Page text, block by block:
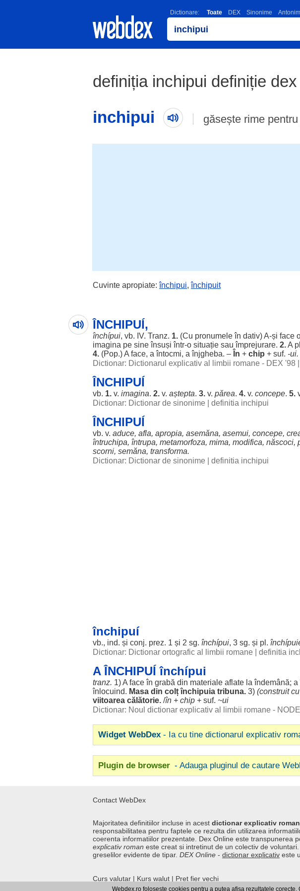
Dictionare: Toate DEX Sinonime
definiția inchipui definiție dex
inchipui
găsește rime pentru
Cuvinte apropiate:închipui,închipuit
ÎNCHIPUÍ,
închípui, vb. IV. Tranz. 1. (Cu pronumeleîn dativ) A-și face
imagina pe sine însuși într-o situație sauîmprejurare. 2.A
4. (Pop.) A face, aîntocmi, aînjgheba. – În + chip + suf. -ui.
Dictionar: Dictionarul explicativ al limbii romane - DEX '98
ÎNCHIPUÍ
vb. 1. v. imagina. 2. v. aștepta. 3. v. părea. 4. v. concepe. 5.
Dictionar: Dictionar de sinonime
definitia inchipui
ÎNCHIPUÍ
vb. v. aduce, afla, apropia, asemăna, asemui, concepe,
întruchipa, întrupa, metamorfoza, mima, modifica, născoci,
scorni, semăna, transforma.
Dictionar: Dictionar de sinonime
definitia inchipui
închipuí
vb., ind. și conj. prez. 1 și 2 sg. închípui, 3 sg. și pl.
Dictionar: Dictionar ortografic al limbii romane
definitia
A ÎNCHIPUÍ închípui
tranz. 1) A faceîn grabă din materiale aflate laîndemână; a
înlocuind. Masa din colț închipuia tribuna. 3) (construitcu
viitoarea călătorie. /în + chip + suf. ~ui
Dictionar: Noul dictionar explicativ al limbii romane -
Widget WebDex - Ia cu tine dictionarul explicativ
Plugin de browser - Adauga pluginul de cautare
Contact WebDex
Majoritatea definitiilor incluse in acest dictionar explicativ roman
responsabilitatea pentru faptele ce rezulta din utilizarea
coerenta informatiilor prezentate. Dex Online este transpunerea
explicativ roman este creat si intretinut de un colectiv de
greselilor evidente de tipar. DEX Online - dictionar explicativ este
Curs valutar | Kurs walut | Pret fier vechi
Webdex.ro foloseste cookies pentru a putea afisa rezultatele